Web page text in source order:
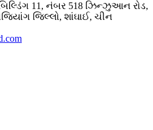
11, નંબર 518 ઝિન્ઝુઆન રોડ,
જિલ્લો, શાંઘાઈ, ચીન